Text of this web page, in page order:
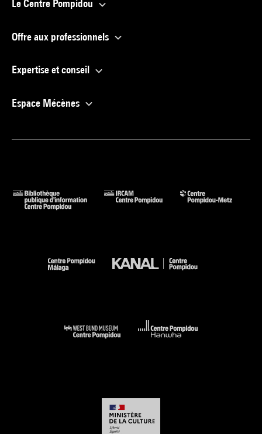
Le Centre Pompidou
Offre aux professionnels
Expertise et conseil
Espace Mécènes